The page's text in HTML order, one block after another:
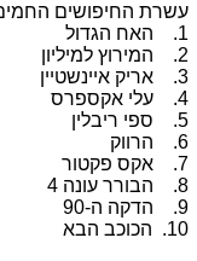
עשרת החיפושים
1. האח הגדול
2. המירוץ למיליון
3. אריק איינשטיין
4. עלי אקספרס
5. ספי ריבלין
6. הרווק
7. אקס פקטור
8. הבורר עונה 4
9. הדקה ה-90
10. הכוכב הבא